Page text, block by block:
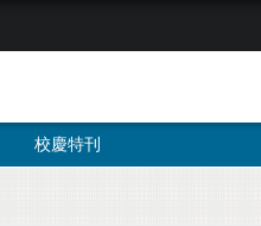
校慶特刊